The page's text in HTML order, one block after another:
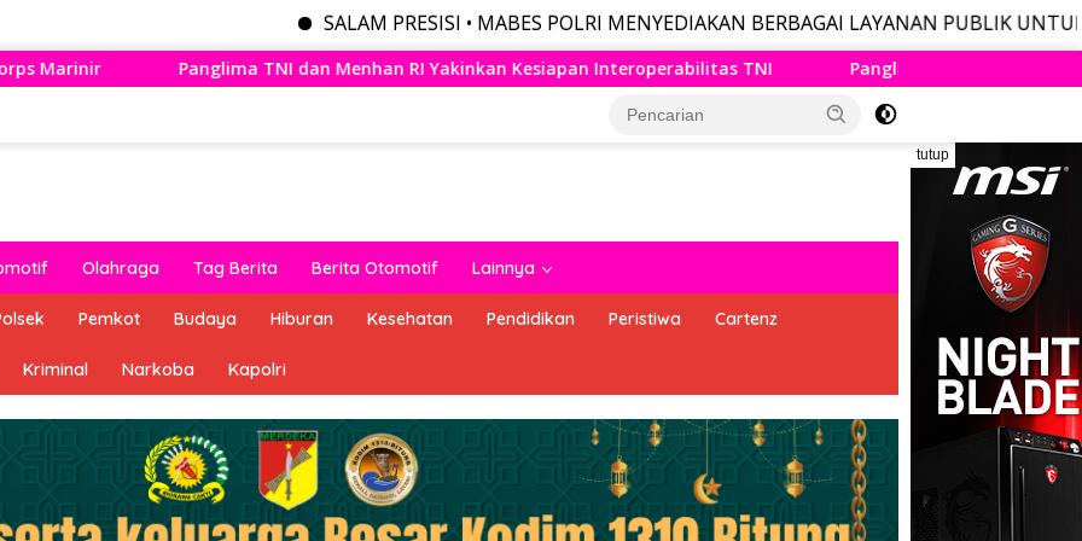
SALAM PRESISI • MABES POLRI MENYEDIAKAN BERBAGAI LAYANAN PUBLIK UNTUK
RI Yakinkan Kesiapan Interoperabilitas TNI Panglima TNI Dampingi Menko Polkam Sampaikan Imbauan Jaga
tutup
Olahraga Tag Berita Berita Otomotif Lainnya
Pemkot Budaya Hiburan Kesehatan Pendidikan Peristiwa Cartenz
Kriminal Narkoba Kapolri